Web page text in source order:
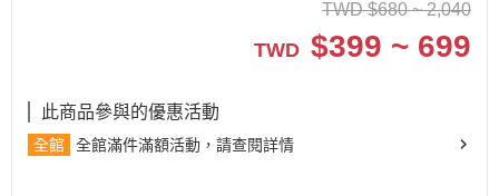
TWD $680 ~ 2,040
TWD $399 ~ 699
此商品參與的優惠活動
全館 全館滿件滿額活動，請查閱詳情